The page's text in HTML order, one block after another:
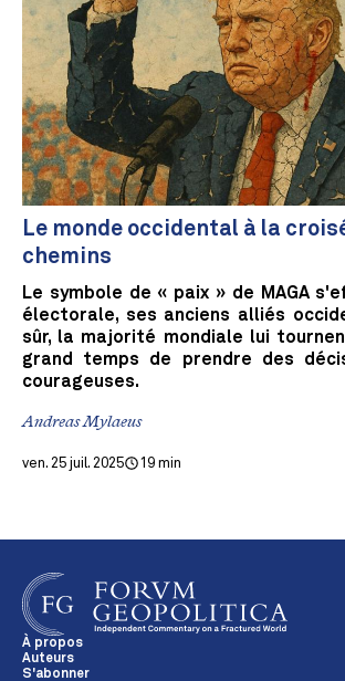
Le monde occidental à la
chemins
Le symbole de « paix » de MAGA
électorale, ses anciens alliés
sûr, la majorité mondiale lui
grand temps de prendre des
courageuses.
Andreas Mylaeus
ven. 25 juil. 2025 19 min
À propos
Auteurs
S'abonner